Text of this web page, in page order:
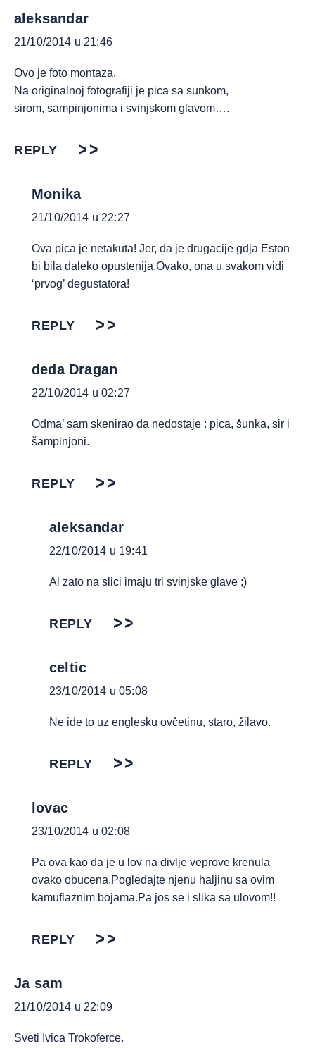
aleksandar
21/10/2014 u 21:46
Ovo je foto montaza.
Na originalnoj fotografiji je pica sa sunkom,
sirom, sampinjonima i svinjskom glavom….
REPLY
Monika
21/10/2014 u 22:27
Ova pica je netakuta! Jer, da je drugacije gdja Eston
bi bila daleko opustenija.Ovako, ona u svakom vidi
‘prvog’ degustatora!
REPLY
deda Dragan
22/10/2014 u 02:27
Odma’ sam skenirao da nedostaje : pica, šunka, sir i
šampinjoni.
REPLY
aleksandar
22/10/2014 u 19:41
Al zato na slici imaju tri svinjske glave ;)
REPLY
celtic
23/10/2014 u 05:08
Ne ide to uz englesku ovčetinu, staro, žilavo.
REPLY
lovac
23/10/2014 u 02:08
Pa ova kao da je u lov na divlje veprove krenula
ovako obucena.Pogledajte njenu haljinu sa ovim
kamuflaznim bojama.Pa jos se i slika sa ulovom!!
REPLY
Ja sam
21/10/2014 u 22:09
Sveti Ivica Trokoferce.